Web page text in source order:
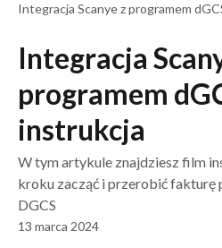
Integracja Scanye z programem
Integracja
programem
instrukcja
W tym artykule znajdziesz film
kroku zacząć i przerobić fakturę
DGCS
13 marca 2024